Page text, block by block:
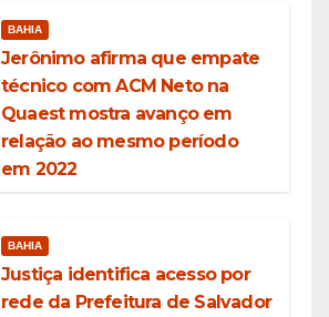
BAHIA
Jerônimo afirma que empate
técnico com ACM Neto na
Quaest mostra avanço em
relação ao mesmo período
em 2022
BAHIA
Justiça identifica acesso por
rede da Prefeitura de Salvador